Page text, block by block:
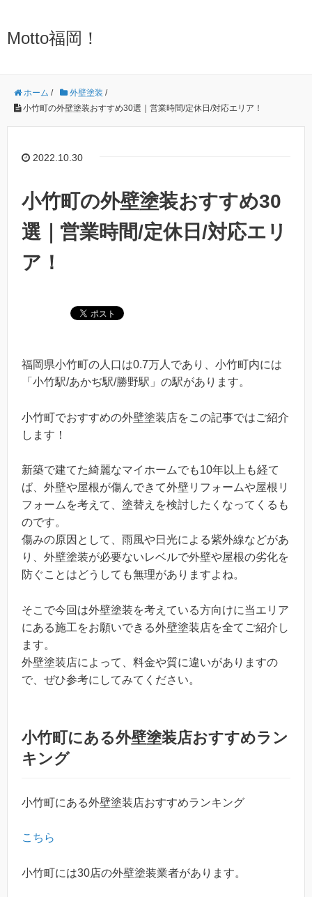
Motto福岡！
ホーム / 外壁塗装 /
小竹町の外壁塗装おすすめ30選｜営業時間/定休日/対応エリア！
2022.10.30
小竹町の外壁塗装おすすめ30
選｜営業時間/定休日/対応エリ
ア！
福岡県小竹町の人口は0.7万人であり、小竹町内には
「小竹駅/あかぢ駅/勝野駅」の駅があります。
小竹町でおすすめの外壁塗装店をこの記事ではご紹介
します！
新築で建てた綺麗なマイホームでも10年以上も経て
ば、外壁や屋根が傷んできて外壁リフォームや屋根リ
フォームを考えて、塗替えを検討したくなってくるも
のです。
傷みの原因として、雨風や日光による紫外線などがあ
り、外壁塗装が必要ないレベルで外壁や屋根の劣化を
防ぐことはどうしても無理がありますよね。
そこで今回は外壁塗装を考えている方向けに当エリア
にある施工をお願いできる外壁塗装店を全てご紹介し
ます。
外壁塗装店によって、料金や質に違いがありますの
で、ぜひ参考にしてみてください。
小竹町にある外壁塗装店おすすめラン
キング
小竹町にある外壁塗装店おすすめランキング
こちら
小竹町には30店の外壁塗装業者があります。